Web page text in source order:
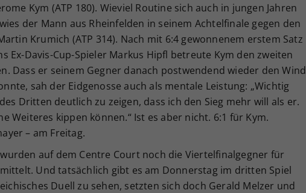
Kym (ATP 180). Wieviel Routine sich auch in jungen Jahren
der Mann aus Rheinfelden in seinem Achtelfinale gegen den
Krumich (ATP 314). Nach mit 6:4 gewonnenem erstem Satz
Ex-Davis-Cup-Spieler Markus Hipfl betreute Kym den zweiten
Dass er seinem Gegner danach postwendend wieder den Wind
sah der Eidgenosse auch als mentale Leistung: „Wichtig
Dritten deutlich zu zeigen, dass ich den Sieg mehr will als er.
Weiteres kippen können.“ Ist es aber nicht. 6:1 für Kym.
– am Freitag.
auf dem Centre Court noch die Viertelfinalgegner für
Und tatsächlich gibt es am Donnerstag im dritten Spiel
Duell zu sehen, setzten sich doch Gerald Melzer und